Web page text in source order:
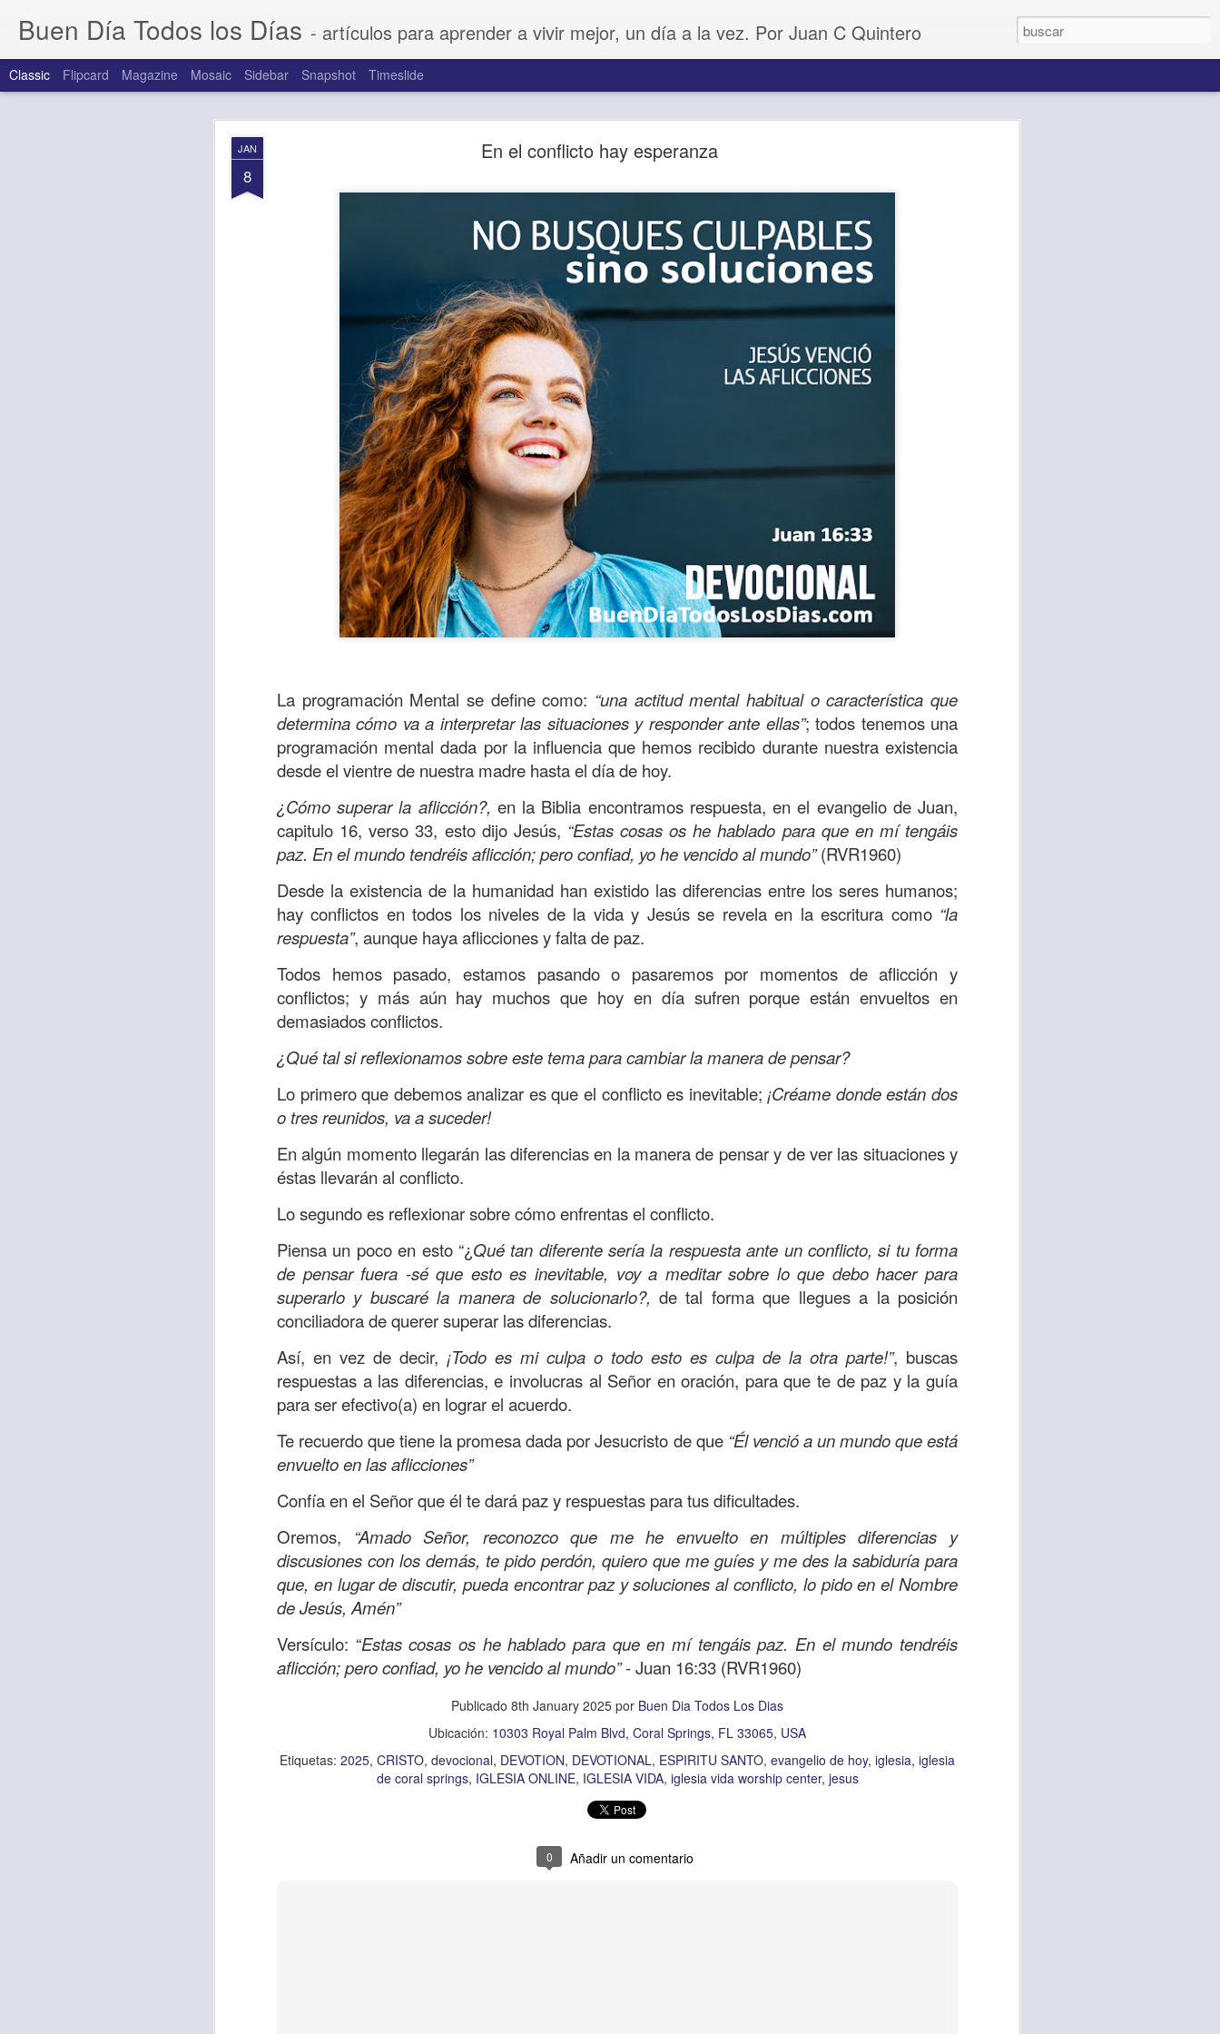
JAN
8
En el conflicto hay esperanza
La programación Mental se define como: “una actitud mental habitual o característica que
determina cómo va a interpretar las situaciones y responder ante ellas”; todos tenemos una
programación mental dada por la influencia que hemos recibido durante nuestra existencia
desde el vientre de nuestra madre hasta el día de hoy.
¿Cómo superar la aflicción?, en la Biblia encontramos respuesta, en el evangelio de Juan,
capitulo 16, verso 33, esto dijo Jesús, “Estas cosas os he hablado para que en mí tengáis
paz. En el mundo tendréis aflicción; pero confiad, yo he vencido al mundo”(RVR1960)
Desde la existencia de la humanidad han existido las diferencias entre los seres humanos;
hay conflictos en todos los niveles de la vida y Jesús se revela en la escritura como “la
respuesta”, aunque haya aflicciones y falta de paz.
Todos hemos pasado, estamos pasando o pasaremos por momentos de aflicción y
conflictos; y más aún hay muchos que hoy en día sufren porque están envueltos en
demasiados conflictos.
¿Qué tal si reflexionamos sobre este tema para cambiar la manera de pensar?
Lo primero que debemos analizar es que el conflicto es inevitable; ¡Créame donde están dos
o tres reunidos, va a suceder!
En algún momento llegarán las diferencias en la manera de pensar y de ver las situaciones y
éstas llevarán al conflicto.
Lo segundo es reflexionar sobre cómo enfrentas el conflicto.
Piensa un poco en esto “¿Qué tan diferente sería la respuesta ante un conflicto, si tu forma
de pensar fuera -sé que esto es inevitable, voy a meditar sobre lo que debo hacer para
superarlo y buscaré la manera de solucionarlo?,de tal forma que llegues a la posición
conciliadora de querer superar las diferencias.
Así, en vez de decir, ¡Todo es mi culpa o todo esto es culpa de la otra parte!”, buscas
respuestas a las diferencias, e involucras al Señor en oración, para que te de paz y la guía
paraserefectivo(a) en lograr el acuerdo.
Te recuerdo que tiene la promesa dada por Jesucristo de que “Él venció a un mundo que está
envuelto en las aflicciones”
Confía en el Señor que él te dará paz y respuestas para tus dificultades.
Oremos, “Amado Señor, reconozco que me he envuelto en múltiples diferencias y
discusiones con los demás, te pido perdón, quiero que me guíes y me des la sabiduría para
que, en lugar de discutir, pueda encontrar paz y soluciones al conflicto, lo pido en el Nombre
de Jesús, Amén”
Versículo: “Estas cosas os he hablado para que en mí tengáis paz. En el mundo tendréis
aflicción; pero confiad, yo he vencido al mundo”- Juan 16:33 (RVR1960)
Publicado 8th January 2025 por Buen Dia Todos Los Dias
Ubicación: 10303 Royal Palm Blvd, Coral Springs, FL 33065, USA
Etiquetas: 2025 CRISTO devocional DEVOTION DEVOTIONAL ESPIRITU SANTO evangelio de hoy iglesia iglesia
de coral springs IGLESIA ONLINE IGLESIA VIDA iglesia vida worship center jesus
0 Añadir un comentario
Buen Día Todos los Días - artículos para aprender a vivir mejor, un día a la vez. Por Juan C Quintero
Classic Flipcard Magazine Mosaic Sidebar Snapshot Timeslide
Amar sin fingimiento
Para muchos, la vida es una carrera continua de actividades perfectamente agendadas
acorde con una lista de logros esperados, la mayoría de ellos relacionados con el trabajo, los
logros profesionales e incluso los logros en el cuidado del cuerpo en el gimnasio.
Es quizás por esto que cada vez se tiene la sensación de que el tiempo pasa demasiado
rápido, tanto, que no alcanza para compartir tiempo con los seres a quienes llamamos
“amados”, es decir, a nuestra familia.
Yo tengo gratos recuerdos del amor de mis padres y abuelos; y tal vez tú también tengas
esos buenos recuerdos; lo cierto es que para la mayoría de ellos ese amor significó inversión
de tiempo, muchos incluso sacrificando sus aspiraciones personales por estar en casa y dar
lo mejor que tenían por su familia.
Te invito a reflexionar sobre:
¿Cuáles son tus prioridades?, ¿En qué lugar está el amor hacia
tu familia?
En la Biblia, el capítulo 12 de la carta a los romanos se conoce como la lista de los deberes
del cristiano. Esta contiene recomendaciones sabias y justas para llevar una vida correcta.
Particularmente, en el verso 9 dice lo siguiente:“
El amor sea sin fingimiento. Aborreced lo
malo, seguid lo bueno”. Romanos 12:9 (RVR1960)
Dios nos pide que amemos sin fingimiento, con sinceridad, pero eso también significa que
debemos dejar una huella marcada, una especie de impronta de amor en los corazones de
las personas que amamos.
Amar es mucho más que decir“te amo” oque regalarflores o chocolates;
permanecer, de estar presente y de respetar a los seres amados.
Cuando amamos de verdad, expresamos la esencia de Dios; se alegra el corazón de los
seres amados, pero también se nos aumentan los deseos de vivir, se revive el propósito de
vida, porque en el amor todo lo podemos hacer, desde perdonar hasta vivir unidos en familia
para siempre.
Es tiempo de revisar el estado de tu corazón hacia quienes consideras importantes en tu
vida. En otras palabras, es tiempo de tener hogares a la manera de Dios y de amar como
Dios nos ama.
Oremos: “Señor, sé que por amor nos has redimido, nos has restaurado y nos das propósito;
por eso decido que, desde hoy, el motor de mi vida sea el amor, aquel que es sin fingimiento,
nombre de Jesús. Amén”.
Versículo:“El amor sea sin fingimiento. Aborreced lo malo, seguid lo bueno”. Romanos 12:9
(RVR1960)
Publicado2 days agopor Buen Dia Todos Los Dias
Ubicación: 10303 Royal Palm Blvd, Coral Springs, FL 33065, USA
devocional ESPÍRITU SANTO iglesia IGLESIA VIDA
iglesia vida worship center
pastor pastor quintero
Añadir un comentario